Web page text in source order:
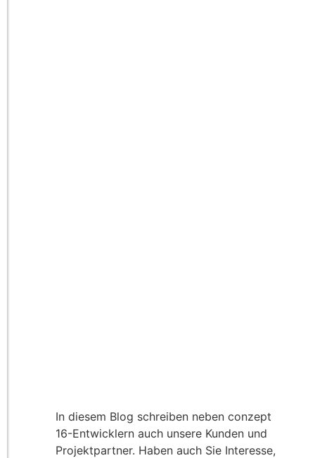
In diesem Blog schreiben neben conzept
16-Entwicklern auch unsere Kunden und
Projektpartner. Haben auch Sie Interesse,